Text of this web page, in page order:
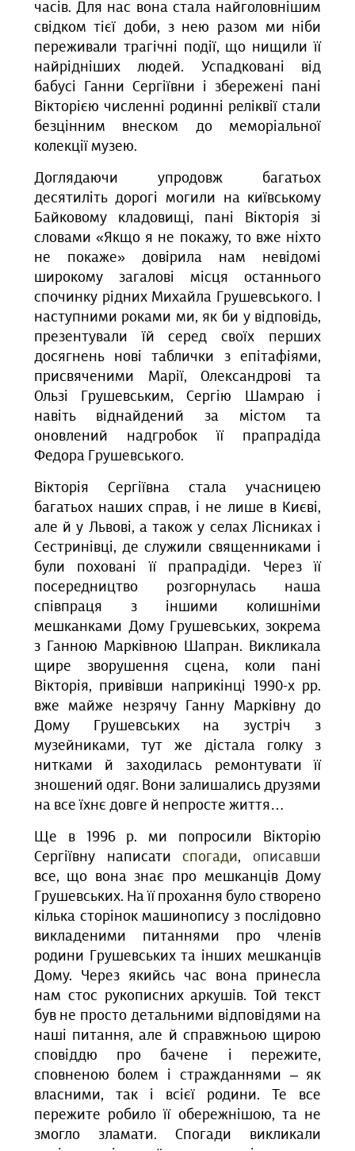
часів. Для нас вона стала найголовнішим
свідком тієї доби, з нею разом ми ніби
переживали трагічні події, що нищили її
найрідніших людей. Успадковані від
бабусі Ганни Сергіївни і збережені пані
Вікторією численні родинні реліквії стали
безцінним внеском до меморіальної
колекції музею.
Доглядаючи упродовж багатьох
десятиліть дорогі могили на київському
Байковому кладовищі, пані Вікторія зі
словами «Якщо я не покажу, то вже ніхто
не покаже» довірила нам невідомі
широкому загалові місця останнього
спочинку рідних Михайла Грушевського. І
наступними роками ми, як би у відповідь,
презентували їй серед своїх перших
досягнень нові таблички з епітафіями,
присвяченими Марії, Олександрові та
Ользі Грушевським, Сергію Шамраю і
навіть віднайдений за містом та
оновлений надгробок її прапрадіда
Федора Грушевського.
Вікторія Сергіївна стала учасницею
багатьох наших справ, і не лише в Києві,
але й у Львові, а також у селах Лісниках і
Сестринівці, де служили священниками і
були поховані її прапрадіди. Через її
посередництво розгорнулась наша
співпраця з іншими колишніми
мешканками Дому Грушевських, зокрема
з Ганною Марківною Шапран. Викликала
щире зворушення сцена, коли пані
Вікторія, привівши наприкінці 1990-х рр.
вже майже незрячу Ганну Марківну до
Дому Грушевських на зустріч з
музейниками, тут же дістала голку з
нитками й заходилась ремонтувати її
зношений одяг. Вони залишались друзями
на все їхнє довге й непросте життя…
Ще в 1996 р. ми попросили Вікторію
Сергіївну написати спогади,описавши
все, що вона знає про мешканців Дому
Грушевських. На її прохання було створено
кілька сторінок машинопису з послідовно
викладеними питаннями про членів
родини Грушевських та інших мешканців
Дому. Через якийсь час вона принесла
нам стос рукописних аркушів. Той текст
був не просто детальними відповідями на
наші питання, але й справжньою щирою
сповіддю про бачене і пережите,
сповненою болем і стражданнями – як
власними, так і всієї родини. Те все
пережите робило її обережнішою, та не
змогло зламати. Спогади викликали